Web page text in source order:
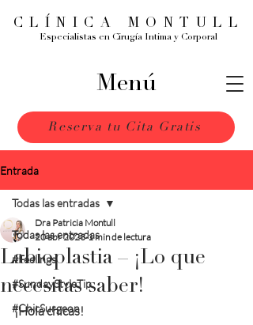
Reserva tu Cita Gratis
CLÍNICA MONTULL
Especialistas en Cirugía Intima y Corporal
Menú
Entrada
Todas las entradas
#Feelings
#SundayStyleTip
#ChicSurgeon
Todas las entradas
Labioplastia – ¡Lo que
necesitas saber!
Dra Patricia Montull
20 abr 2023 1 min de lectura
¡Hola chicas!